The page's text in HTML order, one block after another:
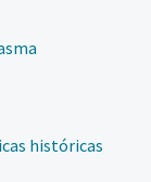
históricas